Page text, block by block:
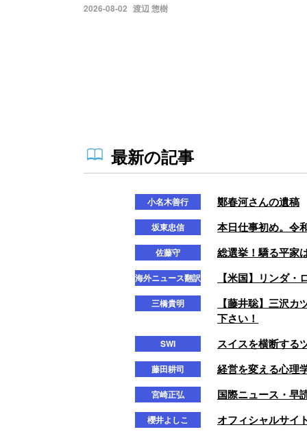
2026-08-02 渡辺 惣樹
最新の記事